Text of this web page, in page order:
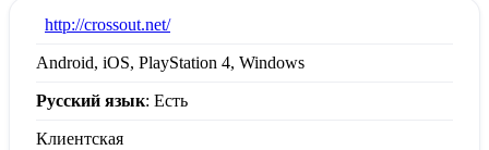
http://crossout.net/
Android, iOS, PlayStation 4, Windows
Русский язык: Есть
Клиентская